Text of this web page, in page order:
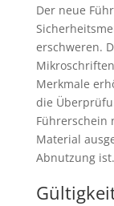
Der neue
erschweren.
Merkmale
die
Führerschein
Material
Abnutzung ist.